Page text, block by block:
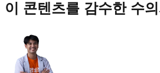
이 콘텐츠를 감수한 수